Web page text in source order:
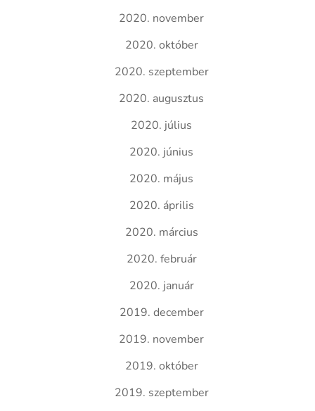
2020. november
2020. október
2020. szeptember
2020. augusztus
2020. július
2020. június
2020. május
2020. április
2020. március
2020. február
2020. január
2019. december
2019. november
2019. október
2019. szeptember